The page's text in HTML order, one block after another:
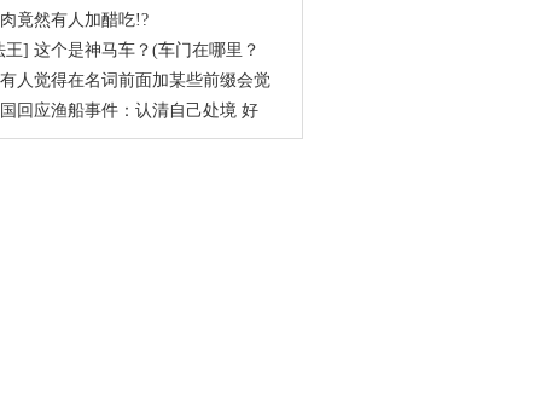
竟然有人加醋吃!?
王] 这个是神马车？(车门在哪里？
人觉得在名词前面加某些前缀会觉
回应渔船事件：认清自己处境 好